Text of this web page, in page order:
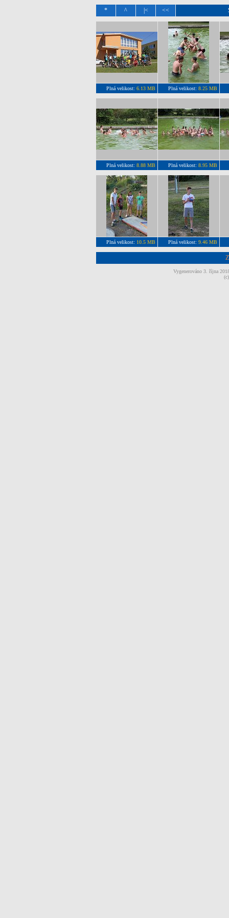
* ^ |< <<
Plná velikost: 6.13 MB Plná velikost: 8.25 MB
Plná velikost: 8.88 MB Plná velikost: 8.95 MB
Plná velikost: 10.5 MB Plná velikost: 9.46 MB
Vygenerováno 3. října